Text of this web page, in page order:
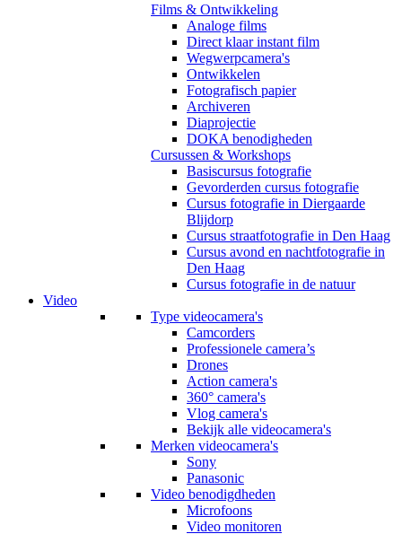
Films & Ontwikkeling
Analoge films
Direct klaar instant film
Wegwerpcamera's
Ontwikkelen
Fotografisch papier
Archiveren
Diaprojectie
DOKA benodigheden
Cursussen & Workshops
Basiscursus fotografie
Gevorderden cursus fotografie
Cursus fotografie in Diergaarde
Blijdorp
Cursus straatfotografie in Den Haag
Cursus avond en nachtfotografie in
Den Haag
Cursus fotografie in de natuur
Video
Type videocamera's
Camcorders
Professionele camera’s
Drones
Action camera's
360° camera's
Vlog camera's
Bekijk alle videocamera's
Merken videocamera's
Sony
Panasonic
Video benodigdheden
Microfoons
Video monitoren